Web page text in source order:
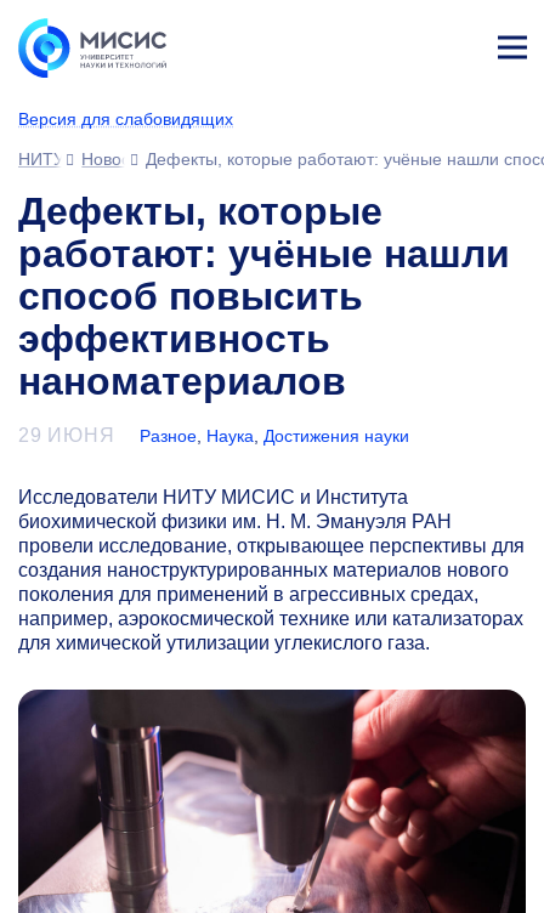
Версия для слабовидящих
ине
НИТУ МИСИС
НовостиДефекты, которые работают: учёные нашли
Дефекты, которые
работают: учёные нашли
способ повысить
эффективность
наноматериалов
29 ИЮНЯ Разное Наука Достижения науки
Исследователи НИТУ МИСИС и Института
биохимической физики им. Н. М. Эмануэля РАН
провели исследование, открывающее перспективы для
создания наноструктурированных материалов нового
поколения для применений в агрессивных средах,
например, аэрокосмической технике или катализаторах
для химической утилизации углекислого газа.